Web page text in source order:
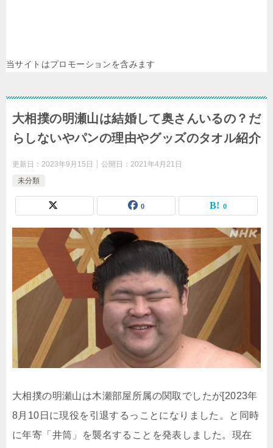
当サイトはプロモーションを含みます
大相撲の明瀬山は結婚して奥さんいるの？だ
らしないやパンの理由やグッズのタオル紹介
更新日： 2023年9月15日 公開日： 2021年4月21日
未分類
0 0
大相撲の明瀬山は木瀬部屋所属の関取でしたが[2023年
8月10日に現役を引退するっことになりました。と同時
に年寄「井筒」を襲名することを発表しました。現在